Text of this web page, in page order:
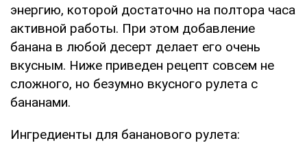
энергию, которой достаточно на полтора часа
активной работы. При этом добавление
банана в любой десерт делает его очень
вкусным. Ниже приведен рецепт совсем не
сложного, но безумно вкусного рулета с
бананами.
Ингредиенты для бананового рулета: